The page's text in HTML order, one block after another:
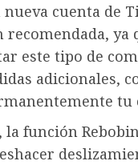
cuenta de
recomendada, ya
este tipo de
adicionales,
tu
la función